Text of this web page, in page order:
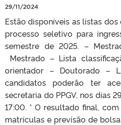
29/11/2024
Estão disponíveis as listas
processo seletivo para
semestre de 2025. –
Mestrado – Lista
orientador – Doutorado –
candidatos poderão ter
secretaria do PPGV, nos dias
17:00. * O resultado final,
matrículas e previsão de